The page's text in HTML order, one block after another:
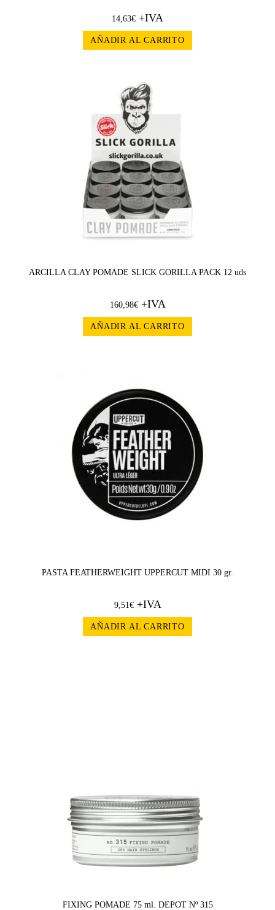
14,63€ +IVA
AÑADIR AL CARRITO
ARCILLA CLAY POMADE SLICK GORILLA PACK 12 uds
160,98€+IVA
AÑADIR AL CARRITO
PASTA FEATHERWEIGHT UPPERCUT MIDI 30 gr.
9,51€+IVA
AÑADIR AL CARRITO
FIXING POMADE 75 ml. DEPOT Nº 315